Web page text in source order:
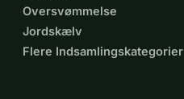
Oversvømmelse
Jordskælv
Flere Indsamlingskategorier